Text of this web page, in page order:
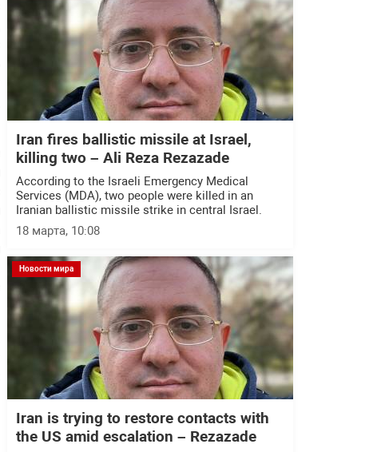
Iran fires ballistic missile at Israel,
killing two – Ali Reza Rezazade
According to the Israeli Emergency Medical
Services (MDA), two people were killed in an
Iranian ballistic missile strike in central Israel.
18 марта, 10:08
Новости мира
Iran is trying to restore contacts with
the US amid escalation – Rezazade